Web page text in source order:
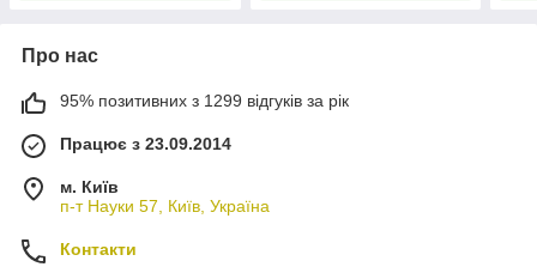
Про нас
95% позитивних з 1299 відгуків за рік
Працює з 23.09.2014
м. Київ
п-т Науки 57, Київ, Україна
Контакти